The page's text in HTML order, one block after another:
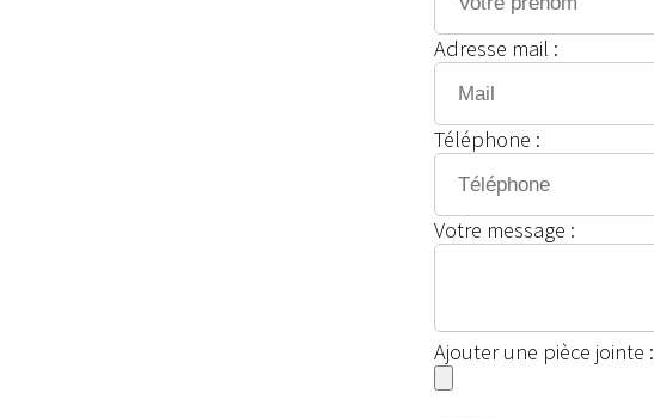
Adresse mail :
Téléphone :
Votre message :
Ajouter une pièce jointe :